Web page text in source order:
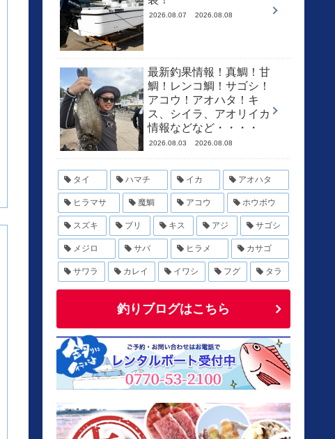
2026.08.07 2026.08.08
最新釣果情報！真鯛！甘
鯛！レンコ鯛！サゴシ！
アコウ！アオハタ！キ
ス、シイラ、アオリイカ
情報などなど・・・・
2026.08.03 2026.08.08
タイ ハマチ イカ アオハタ
ヒラマサ 魔鯛 アコウ ホウボウ
スズキ ブリ キス アジ サゴシ
メジロ サバ ヒラメ カサゴ
サワラ カレイ イワシ フグ タラ
釣りブログはこちら